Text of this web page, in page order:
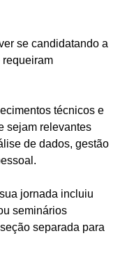
se candidatando a
requeiram
técnicos e
sejam relevantes
de dados, gestão
jornada incluiu
seminários
separada para